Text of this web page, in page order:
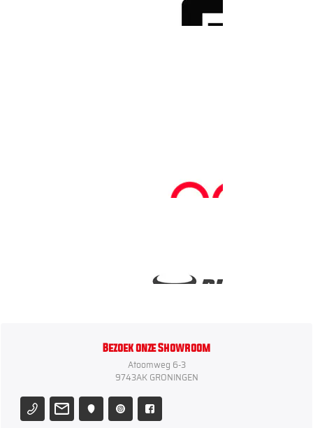
Bezoek onze Showroom
Atoomweg 6-3
9743AK GRONINGEN